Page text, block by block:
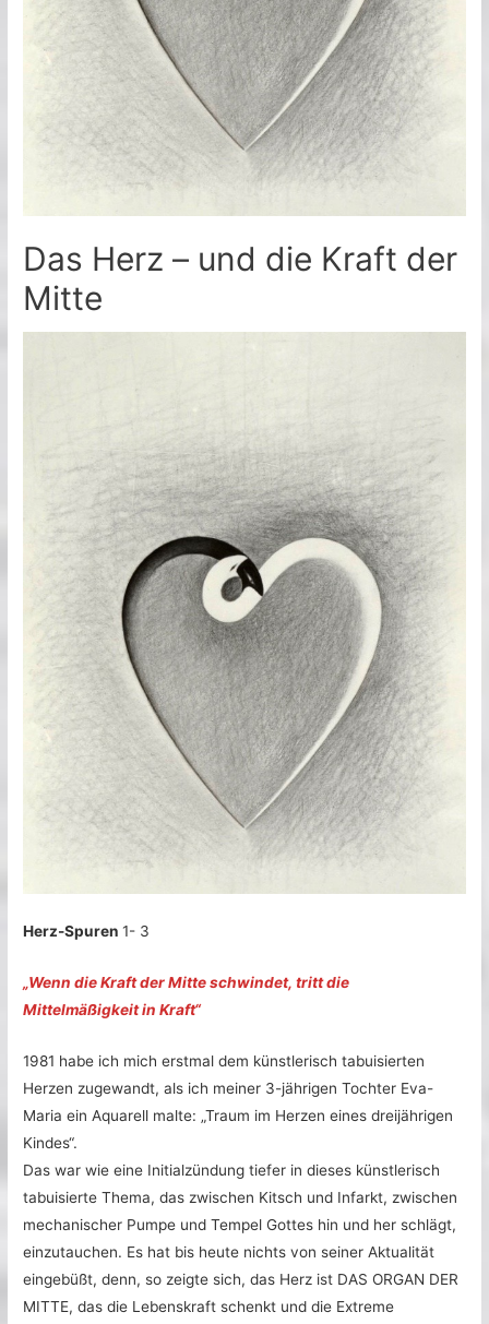
Das Herz – und die Kraft der
Mitte
Herz-Spuren1- 3
„Wenn die Kraft der Mitte schwindet, tritt die
Mittelmäßigkeit in Kraft“
1981 habe ich mich erstmal dem künstlerisch tabuisierten
Herzen zugewandt, als ich meiner 3-jährigen Tochter Eva-
Maria ein Aquarell malte: „Traum im Herzen eines dreijährigen
Kindes“.
Das war wie eine Initialzündung tiefer in dieses künstlerisch
tabuisierte Thema, das zwischen Kitsch und Infarkt, zwischen
mechanischer Pumpe und Tempel Gottes hin und her schlägt,
einzutauchen. Es hat bis heute nichts von seiner Aktualität
eingebüßt, denn, so zeigte sich, das Herz ist DAS ORGAN DER
MITTE, das die Lebenskraft schenkt und die Extreme